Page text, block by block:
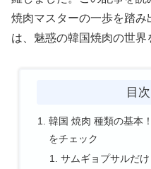
焼肉マスターの一歩を踏
は、魅惑の韓国焼肉の世界
目次
韓国 焼肉 種類の基本
をチェック
サムギョプサルだ